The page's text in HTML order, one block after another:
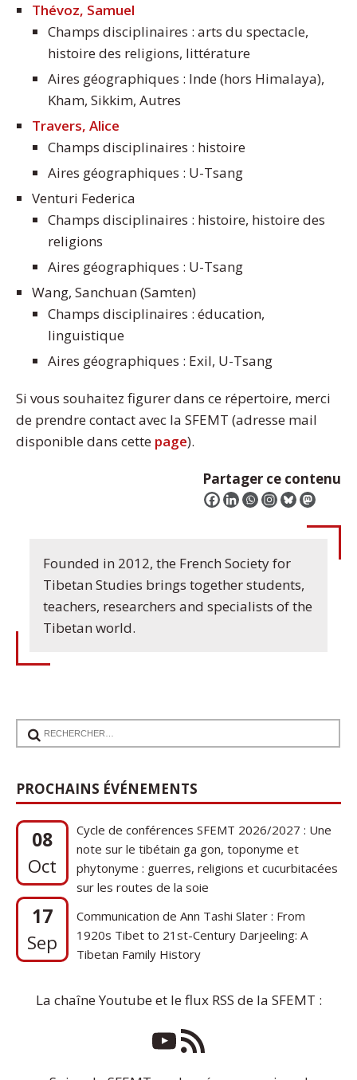
Thévoz, Samuel
Champs disciplinaires : arts du spectacle,
histoire des religions, littérature
Aires géographiques : Inde (hors Himalaya),
Kham, Sikkim, Autres
Travers, Alice
Champs disciplinaires : histoire
Aires géographiques : U-Tsang
Venturi Federica
Champs disciplinaires : histoire, histoire des
religions
Aires géographiques : U-Tsang
Wang, Sanchuan (Samten)
Champs disciplinaires : éducation,
linguistique
Aires géographiques : Exil, U-Tsang
Si vous souhaitez figurer dans ce répertoire, merci
de prendre contact avec la SFEMT (adresse mail
disponible dans cette page).
Partager ce contenu
Founded in 2012, the French Society for
Tibetan Studies brings together students,
teachers, researchers and specialists of the
Tibetan world.
PROCHAINS ÉVÉNEMENTS
08
Oct
Cycle de conférences SFEMT 2026/2027 : Une
note sur le tibétain ga gon, toponyme et
phytonyme : guerres, religions et cucurbitacées
sur les routes de la soie
17
Sep
Communication de Ann Tashi Slater : From
1920s Tibet to 21st-Century Darjeeling: A
Tibetan Family History
La chaîne Youtube et le flux RSS de la SFEMT :